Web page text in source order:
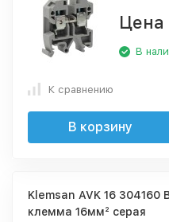
Цена
В
К сравнению
В корзину
Klemsan AVK 16 304160
клемма 16мм² серая